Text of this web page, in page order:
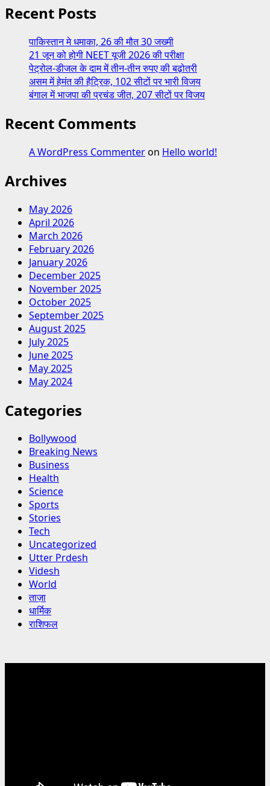
Recent Posts
पाकिस्तान मे धमाका, 26 की मौत 30 जख्मी
21 जून को होगी NEET यूजी 2026 की परीक्षा
पेट्रोल-डीजल के दाम में तीन-तीन रुपए की बढ़ोतरी
असम में हेमंत की हैट्रिक, 102 सीटों पर भारी विजय
बंगाल में भाजपा की प्रचंड जीत, 207 सीटों पर विजय
Recent Comments
A WordPress Commenteron Hello world!
Archives
May 2026
April 2026
March 2026
February 2026
January 2026
December 2025
November 2025
October 2025
September 2025
August 2025
July 2025
June 2025
May 2025
May 2024
Categories
Bollywood
Breaking News
Business
Health
Science
Sports
Stories
Tech
Uncategorized
Utter Prdesh
Videsh
World
ताज़ा
धार्मिक
राशिफल